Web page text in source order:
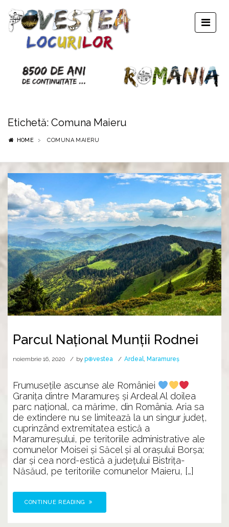
Etichetă: Comuna Maieru
HOME COMUNA MAIERU
Parcul Național Munții Rodnei
noiembrie 16, 2020 by p⊕vestea Ardeal, Maramureș
Frumusețile ascunse ale României
Granița dintre Maramureș și Ardeal Al doilea
parc național, ca mărime, din România. Aria sa
de extindere nu se limitează la un singur județ,
cuprinzând extremitatea estică a
Maramureșului, pe teritoriile administrative ale
comunelor Moisei și Săcel și al orașului Borșa;
dar și cea nord-estică a județului Bistrița-
Năsăud, pe teritoriile comunelor Maieru, […]
CONTINUE READING